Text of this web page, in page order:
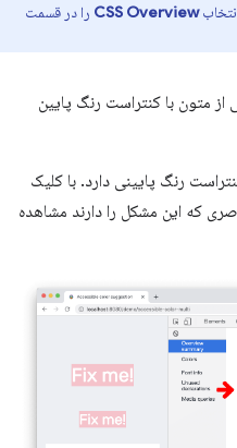
CSS Overview را در قسمت
از متون با کنتراست رنگ پایین
رنگ پایینی دارد. با کلیک
که این مشکل را دارند مشاهده